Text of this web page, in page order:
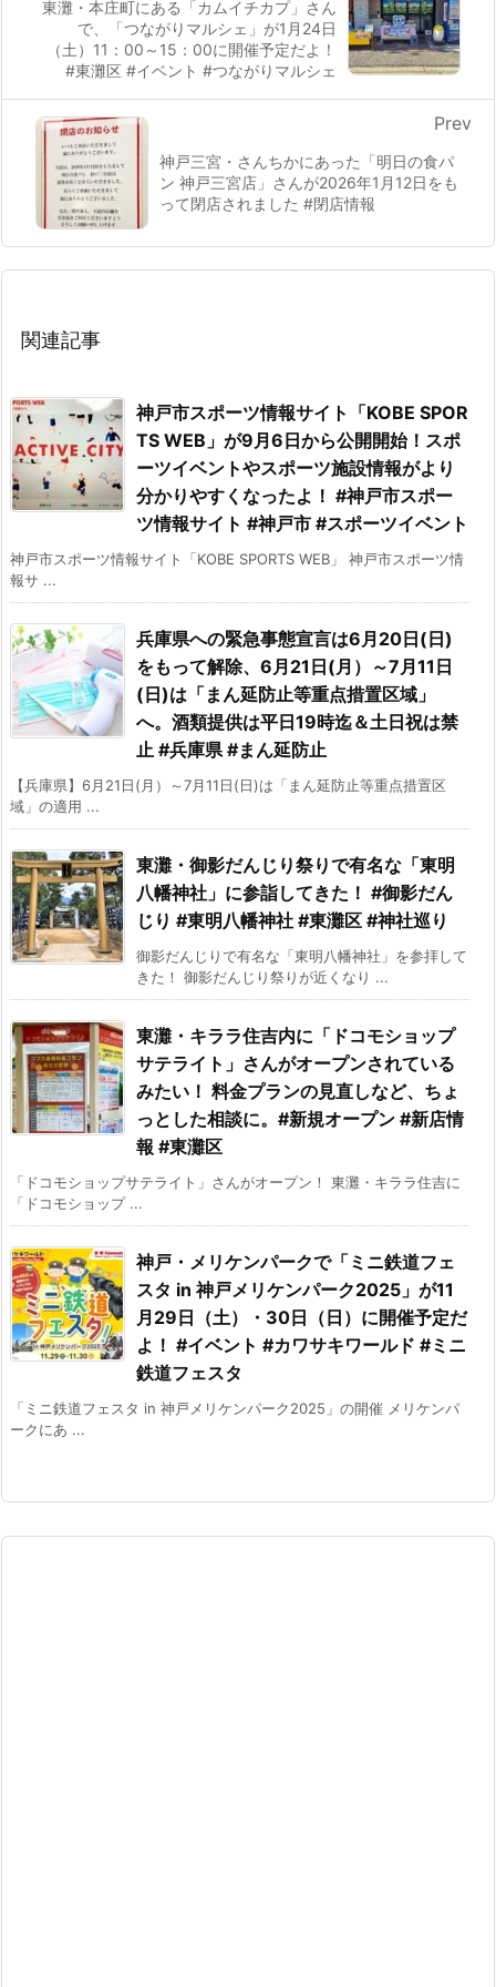
東灘・本庄町にある「カムイチカプ」さん
で、「つながりマルシェ」が1月24日
（土）11：00～15：00に開催予定だよ！
#東灘区 #イベント #つながりマルシェ
神戸三宮・さんちかにあった「明日の食パ
ン 神戸三宮店」さんが2026年1月12日をも
って閉店されました #閉店情報
Prev
関連記事
神戸市スポーツ情報サイト「KOBE SPOR
TS WEB」が9月6日から公開開始！スポ
ーツイベントやスポーツ施設情報がより
分かりやすくなったよ！ #神戸市スポー
ツ情報サイト #神戸市 #スポーツイベント
神戸市スポーツ情報サイト「KOBE SPORTS WEB」 神戸市スポーツ情
報サ ...
兵庫県への緊急事態宣言は6月20日(日)
をもって解除、6月21日(月）～7月11日
(日)は「まん延防止等重点措置区域」
へ。酒類提供は平日19時迄＆土日祝は禁
止 #兵庫県 #まん延防止
【兵庫県】6月21日(月）～7月11日(日)は「まん延防止等重点措置区
域」の適用 ...
東灘・御影だんじり祭りで有名な「東明
八幡神社」に参詣してきた！ #御影だん
じり #東明八幡神社 #東灘区 #神社巡り
御影だんじりで有名な「東明八幡神社」を参拝して
きた！ 御影だんじり祭りが近くなり ...
東灘・キララ住吉内に「ドコモショップ
サテライト」さんがオープンされている
みたい！ 料金プランの見直しなど、ちょ
っとした相談に。#新規オープン #新店情
報 #東灘区
「ドコモショップサテライト」さんがオープン！ 東灘・キララ住吉に
「ドコモショップ ...
神戸・メリケンパークで「ミニ鉄道フェ
スタ in 神戸メリケンパーク2025」が11
月29日（土）・30日（日）に開催予定だ
よ！ #イベント #カワサキワールド #ミニ
鉄道フェスタ
「ミニ鉄道フェスタ in 神戸メリケンパーク2025」の開催 メリケンパ
ークにあ ...